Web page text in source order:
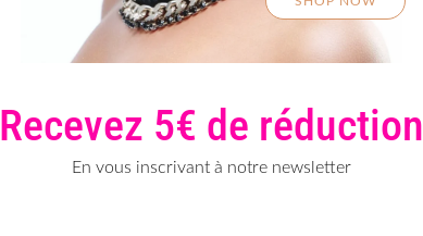
Recevez 5€ de réduction
En vous inscrivant à notre newsletter